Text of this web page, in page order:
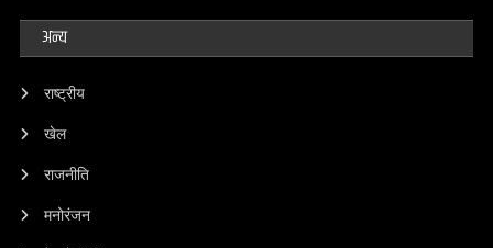
अन्य
राष्ट्रीय
खेल
राजनीति
मनोरंजन